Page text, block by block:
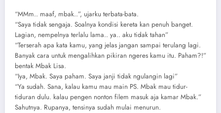
“MMm.. maaf, mbak..”, ujarku terbata-bata.
“Saya tidak sengaja. Soalnya kondisi kereta kan penuh banget.
Lagian, nempelnya terlalu lama.. ya.. aku tidak tahan”
“Terserah apa kata kamu, yang jelas jangan sampai terulang lagi.
Banyak cara untuk mengalihkan pikiran ngeres kamu itu. Paham?!”
bentak Mbak Lisa.
“Iya, Mbak. Saya paham. Saya janji tidak ngulangin lagi”
“Ya sudah. Sana, kalau kamu mau main PS. Mbak mau tidur-
tiduran dulu. kalau pengen nonton filem masuk aja kamar Mbak.”
Sahutnya. Rupanya, tensinya sudah mulai menurun.